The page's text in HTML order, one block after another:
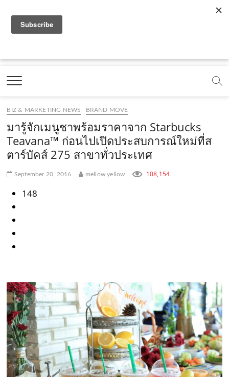
a
e
b
o
o
k
.
c
o
o
t
b
e
.
c
o
m
.
o
e
m
e
t
g
r
a
m
.
t
k
.
c
o
m
Marketing Oops!
DIGITAL | CREATIVE | ADVERTISING | CAMPAIGN |
BIZ & MARKETING NEWS BRAND MOVE
มารู้จักเมนูชาพร้อมราคาจาก Starbucks
Teavana™ ก่อนไปเปิดประสบการณ์ใหม่ที่ส
ตาร์บัคส์ 275 สาขาทั่วประเทศ
September 20, 2016 mellow yellow 108,154
148